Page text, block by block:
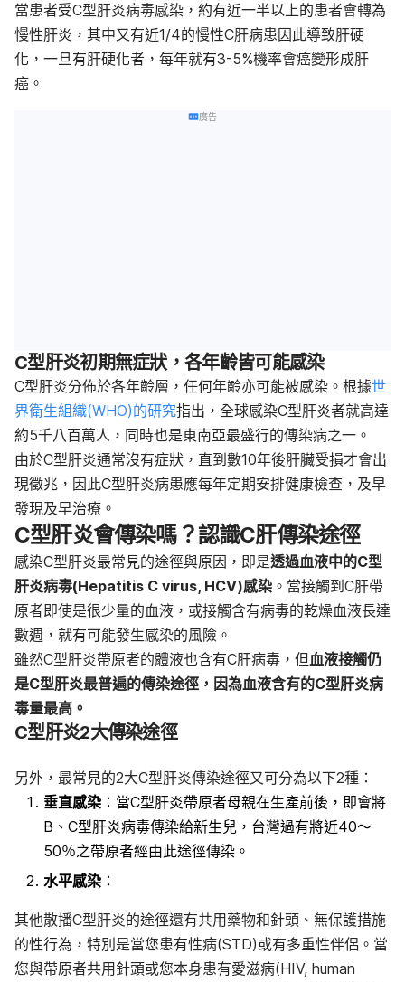
當患者受C型肝炎病毒感染，約有近一半以上的患者會轉為
慢性肝炎，其中又有近1/4的慢性C肝病患因此導致肝硬
化，一旦有肝硬化者，每年就有3-5%機率會癌變形成肝
癌。
廣告
C型肝炎初期無症狀，各年齡皆可能感染
C型肝炎分佈於各年齡層，任何年齡亦可能被感染。根據世
界衛生組織(WHO)的研究指出，全球感染C型肝炎者就高達
約5千八百萬人，同時也是東南亞最盛行的傳染病之一。
由於C型肝炎通常沒有症狀，直到數10年後肝臟受損才會出
現徵兆，因此C型肝炎病患應每年定期安排健康檢查，及早
發現及早治療。
C型肝炎會傳染嗎？認識C肝傳染途徑
感染C型肝炎最常見的途徑與原因，即是透過血液中的C型
肝炎病毒(Hepatitis C virus, HCV)感染 。當接觸到C肝帶
原者即使是很少量的血液，或接觸含有病毒的乾燥血液長達
數週，就有可能發生感染的風險。
雖然C型肝炎帶原者的體液也含有C肝病毒，但 血液接觸仍
是C型肝炎最普遍的傳染途徑，因為血液含有的C型肝炎病
毒量最高。
C型肝炎2大傳染途徑
另外，最常見的2大C型肝炎傳染途徑又可分為以下2種：
垂直感染 ：當C型肝炎帶原者母親在生產前後，即會將
B、C型肝炎病毒傳染給新生兒，台灣過有將近40～
50％之帶原者經由此途徑傳染。
水平感染 ：
其他散播C型肝炎的途徑還有共用藥物和針頭、無保護措施
的性行為，特別是當您患有性病(STD)或有多重性伴侶。當
您與帶原者共用針頭或您本身患有愛滋病(HIV, human